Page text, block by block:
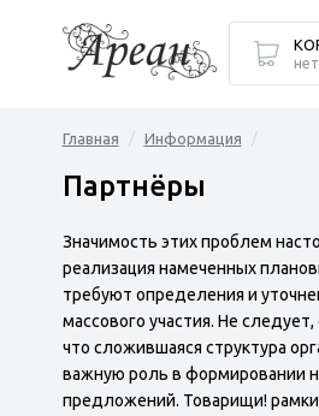
Главная Информация
Партнёры
Значимость этих проблем
реализация намеченных
требуют определения и
массового участия. Не
что сложившаяся структура
важную роль в формировании
предложений. Товарищи! рамки